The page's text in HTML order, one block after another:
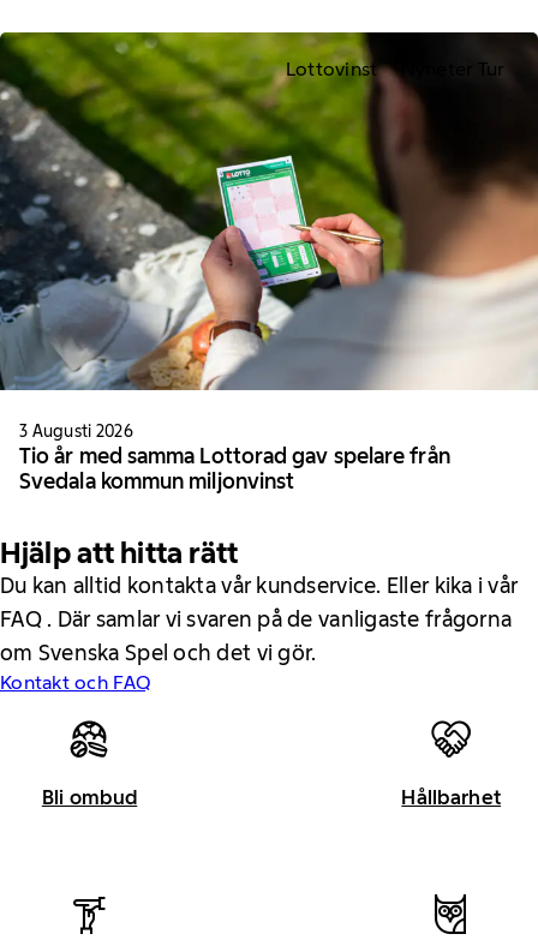
Lottovinst Nyheter Tur
3 Augusti 2026
Tio år med samma Lottorad gav spelare från
Svedala kommun miljonvinst
Hjälp att hitta rätt
Du kan alltid kontakta vår kundservice. Eller kika i vår
FAQ . Där samlar vi svaren på de vanligaste frågorna
om Svenska Spel och det vi gör.
Kontakt och FAQ
Bli ombud Hållbarhet